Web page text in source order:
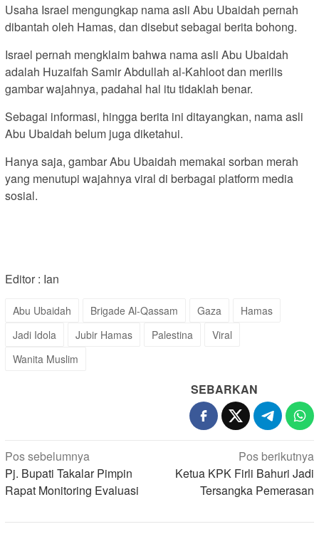
Usaha Israel mengungkap nama asli Abu Ubaidah pernah
dibantah oleh Hamas, dan disebut sebagai berita bohong.
Israel pernah mengklaim bahwa nama asli Abu Ubaidah
adalah Huzaifah Samir Abdullah al-Kahloot dan merilis
gambar wajahnya, padahal hal itu tidaklah benar.
Sebagai informasi, hingga berita ini ditayangkan, nama asli
Abu Ubaidah belum juga diketahui.
Hanya saja, gambar Abu Ubaidah memakai sorban merah
yang menutupi wajahnya viral di berbagai platform media
sosial.
Editor : Ian
Abu Ubaidah Brigade Al-Qassam Gaza
Hamas
Jadi Idola
Jubir Hamas Palestina
Viral
Wanita Muslim
SEBARKAN
Navigasi
pos
Pos sebelumnya
Pj. Bupati Takalar Pimpin
Rapat Monitoring Evaluasi
Pos berikutnya
Ketua KPK Firli Bahuri Jadi
Tersangka Pemerasan